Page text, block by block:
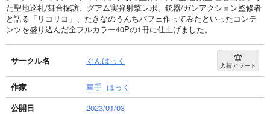
た聖地巡礼/舞台探訪、グアム実弾射撃レポ、銃器/ガンアクション監修者
と語る「リコリコ」、たきなのうんちパフェ作ってみたといったコンテ
ンツを盛り込んだ全フルカラー40Pの1冊に仕上げました。
サークル名 ぐんはっく 入荷アラート
作家 軍手 はっく
公開日
2023/01/03